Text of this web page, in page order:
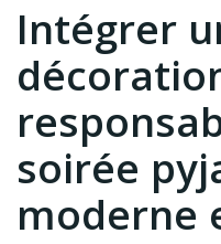
Intégrer
soirée
moderne